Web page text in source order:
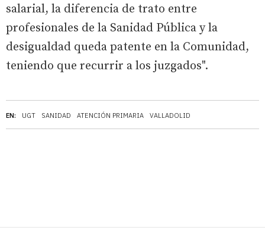
EN: UGT SANIDAD ATENCIÓN PRIMARIA VALLADOLID
salarial, la diferencia de trato entre
profesionales de la Sanidad Pública y la
desigualdad queda patente en la Comunidad,
teniendo que recurrir a los juzgados".